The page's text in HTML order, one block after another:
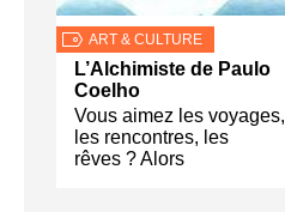
ART & CULTURE
L’Alchimiste de Paulo
Coelho
Vous aimez les voyages,
les rencontres, les
rêves ? Alors